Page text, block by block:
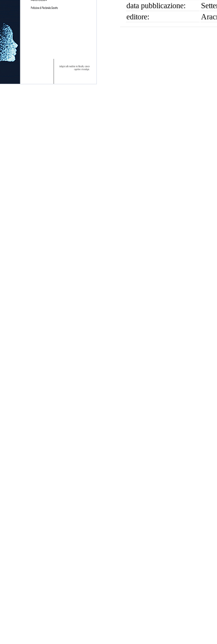
data pubblicazione:
editore: